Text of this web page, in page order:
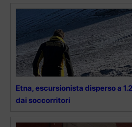
Etna, escursionista disperso a
dai soccorritori